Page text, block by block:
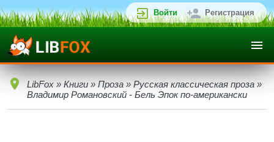
Войти Регистрация
LibFox » Книги » Проза » Русская классическая проза »
Владимир Романовский - Бель Эпок по-американски